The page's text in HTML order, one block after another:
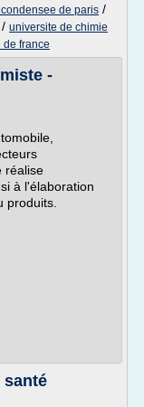
de paris /
/ universite de chimie
de france
-
réalise
à l'élaboration
produits.
santé